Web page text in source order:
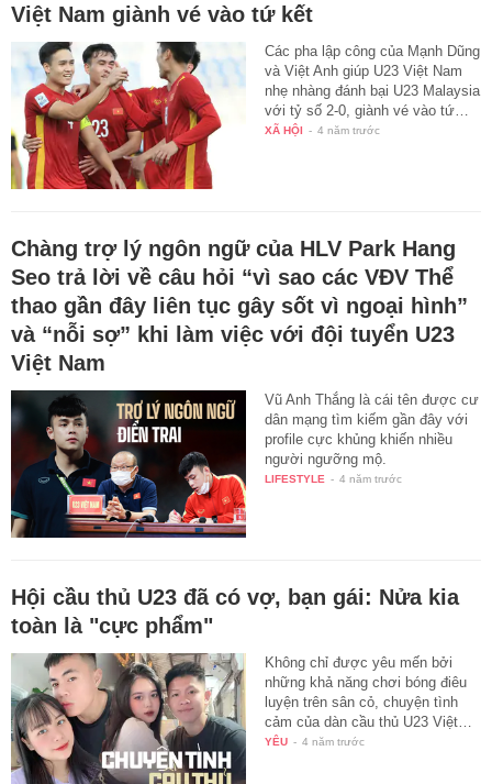
Việt Nam giành vé vào tứ kết
Các pha lập công của Mạnh Dũng
và Việt Anh giúp U23 Việt Nam
nhẹ nhàng đánh bại U23 Malaysia
với tỷ số 2-0, giành vé vào tứ…
XÃ HỘI - 4 năm trước
Chàng trợ lý ngôn ngữ của HLV Park Hang
Seo trả lời về câu hỏi “vì sao các VĐV Thể
thao gần đây liên tục gây sốt vì ngoại hình”
và “nỗi sợ” khi làm việc với đội tuyển U23
Việt Nam
Vũ Anh Thắng là cái tên được cư
dân mạng tìm kiếm gần đây với
profile cực khủng khiến nhiều
người ngưỡng mộ.
LIFESTYLE - 4 năm trước
Hội cầu thủ U23 đã có vợ, bạn gái: Nửa kia
toàn là "cực phẩm"
Không chỉ được yêu mến bởi
những khả năng chơi bóng điêu
luyện trên sân cỏ, chuyện tình
cảm của dàn cầu thủ U23 Việt…
YÊU - 4 năm trước